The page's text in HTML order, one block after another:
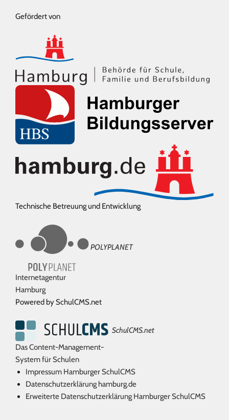
Gefördert von
Technische Betreuung und Entwicklung
POLYPLANET
Internetagentur
Hamburg
Powered by SchulCMS.net
SchulCMS.net
Das Content-Management-
System für Schulen
Impressum Hamburger SchulCMS
Datenschutzerklärung hamburg.de
Erweiterte Datenschutzerklärung Hamburger SchulCMS